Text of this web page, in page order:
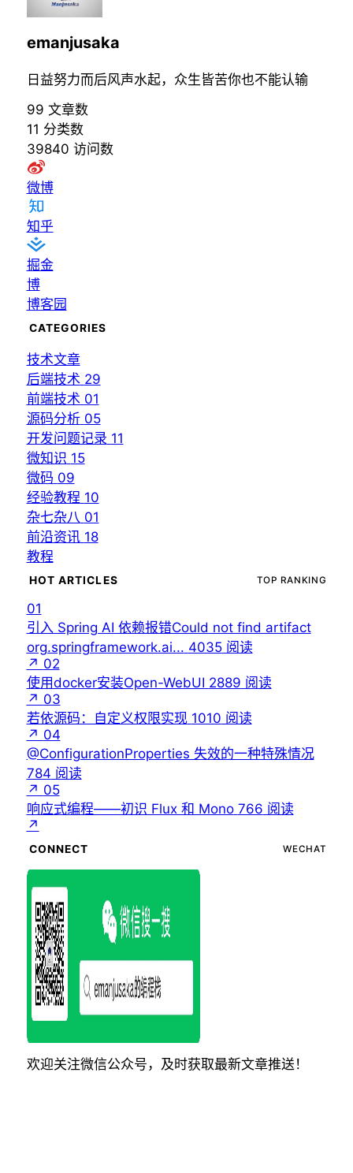
emanjusaka
日益努力而后风声水起，众生皆苦你也不能认输
99 文章数
11 分类数
39840 访问数
微博
知乎
掘金
博
博客园
CATEGORIES
技术文章
后端技术 29
前端技术 01
源码分析 05
开发问题记录 11
微知识 15
微码 09
经验教程 10
杂七杂八 01
前沿资讯 18
教程
HOT ARTICLES TOP RANKING
01
引入 Spring AI 依赖报错Could not find artifact
org.springframework.ai... 4035阅读
↗ 02
使用docker安装Open-WebUI 2889 阅读
↗ 03
若依源码：自定义权限实现 1010 阅读
↗ 04
@ConfigurationProperties 失效的一种特殊情况
784 阅读
↗ 05
响应式编程——初识 Flux 和 Mono 766 阅读
↗
CONNECT WECHAT
欢迎关注微信公众号，及时获取最新文章推送！